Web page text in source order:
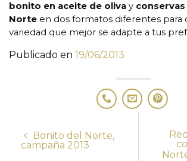
bonito en aceite de oliva y
Norte en dos formatos diferentes para
variedad que mejor se adapte a tus
Publicado en 19/06/2013
Bonito del Norte,
campaña 2013